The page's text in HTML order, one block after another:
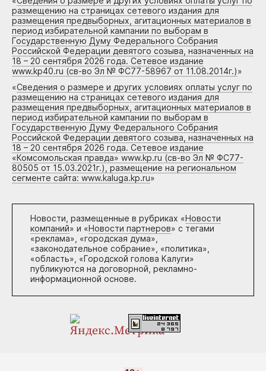
размещению на страницах сетевого издания для
размещения предвыборных, агитационных материалов в
период избирательной кампании по выборам в
Государственную Думу Федерального Собрания
Российской Федерации девятого созыва, назначенных на
18 – 20 сентября 2026 года. Сетевое издание
www.kp40.ru (св-во Эл № ФС77-58967 от 11.08.2014г.)»
«Сведения о размере и других условиях оплаты услуг по
размещению на страницах сетевого издания для
размещения предвыборных, агитационных материалов в
период избирательной кампании по выборам в
Государственную Думу Федерального Собрания
Российской Федерации девятого созыва, назначенных на
18 – 20 сентября 2026 года. Сетевое издание
«Комсомольская правда» www.kp.ru (св-во Эл № ФС77-
80505 от 15.03.2021г.), размещение на региональном
сегменте сайта: www.kaluga.kp.ru»
Новости, размещенные в рубриках «Новости
компаний» и «Новости партнеров» с тегами
«реклама», «городская дума»,
«законодательное собрание», «политика»,
«область», «Городской голова Калуги»
публикуются на договорной, рекламно-
информационной основе.